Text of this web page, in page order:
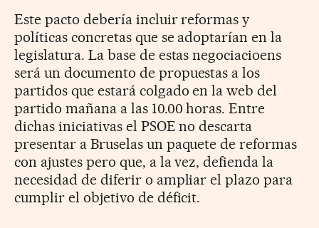
Este pacto debería incluir reformas y
políticas concretas que se adoptarían en la
legislatura. La base de estas negociacioens
será un documento de propuestas a los
partidos que estará colgado en la web del
partido mañana a las 10.00 horas. Entre
dichas iniciativas el PSOE no descarta
presentar a Bruselas un paquete de reformas
con ajustes pero que, a la vez, defienda la
necesidad de diferir o ampliar el plazo para
cumplir el objetivo de déficit.